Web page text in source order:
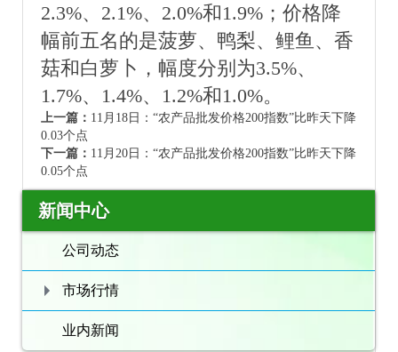
2.3%、2.1%、2.0%和1.9%；价格降
幅前五名的是菠萝、鸭梨、鲤鱼、香
菇和白萝卜，幅度分别为3.5%、
1.7%、1.4%、1.2%和1.0%。
上一篇： 11月18日：“农产品批发价格200指数”比昨天下降
0.03个点
下一篇： 11月20日：“农产品批发价格200指数”比昨天下降
0.05个点
新闻中心
公司动态
市场行情
业内新闻